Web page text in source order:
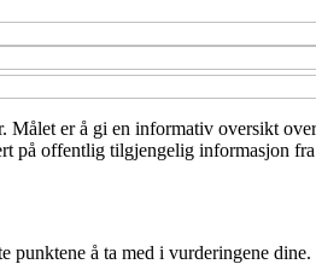
er å gi en informativ oversikt
på offentlig tilgjengelig informasjon
punktene å ta med i vurderingene dine.